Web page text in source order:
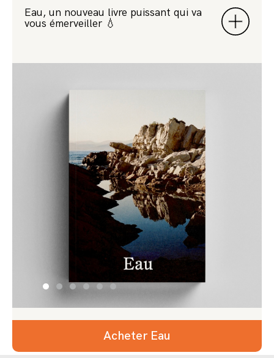
Eau, un nouveau livre puissant qui va
vous émerveiller 💧
Acheter Eau